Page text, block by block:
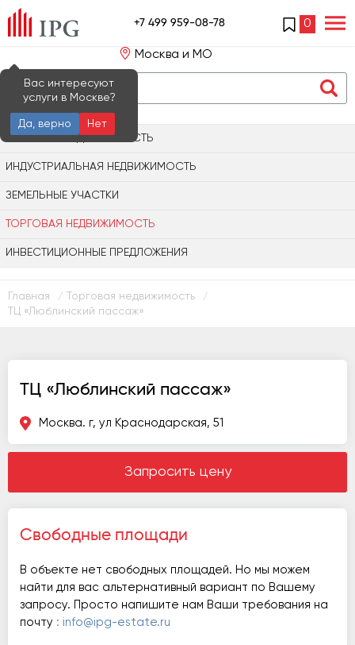
+7 499 959-08-78 0
Москва и МО
Вас интересуют
услуги в Москве?
Да, верно
Нет
ОФИСНАЯ НЕДВИЖИМОСТЬ
ИНДУСТРИАЛЬНАЯ НЕДВИЖИМОСТЬ
ЗЕМЕЛЬНЫЕ УЧАСТКИ
ТОРГОВАЯ НЕДВИЖИМОСТЬ
ИНВЕСТИЦИОННЫЕ ПРЕДЛОЖЕНИЯ
Главная / Торговая недвижимость /
ТЦ «Люблинский пассаж»
ТЦ «Люблинский пассаж»
Москва. г, ул Краснодарская, 51
Запросить цену
Свободные площади
В объекте нет свободных площадей. Но мы можем
найти для вас альтернативный вариант по Вашему
запросу. Просто напишите нам Ваши требования на
почту : info@ipg-estate.ru